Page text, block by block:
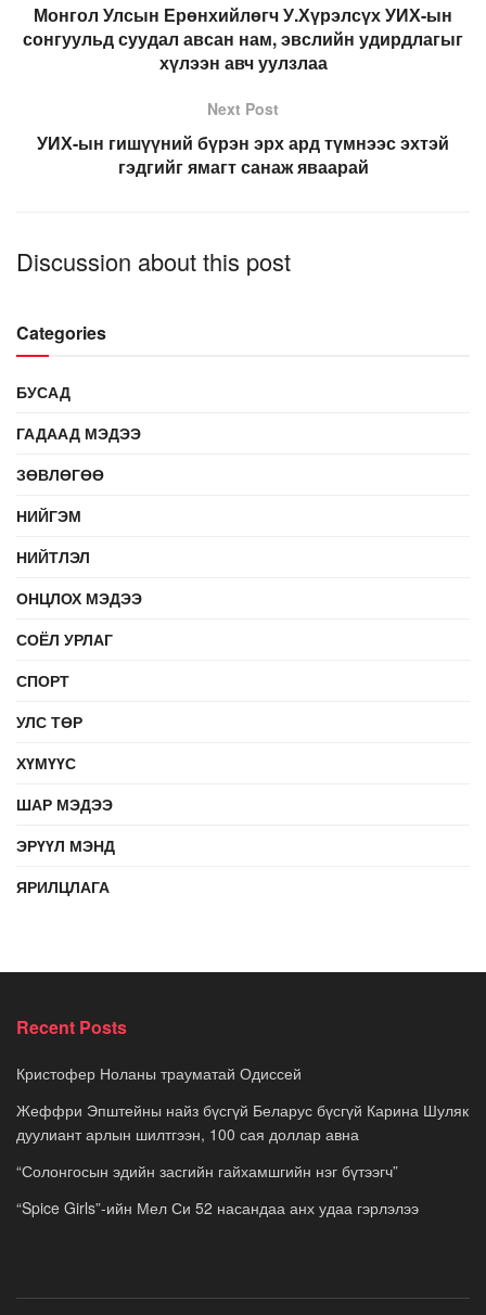
Монгол Улсын Ерөнхийлөгч У.Хүрэлсүх УИХ-ын
сонгуульд суудал авсан нам, эвслийн удирдлагыг
хүлээн авч уулзлаа
Next Post
УИХ-ын гишүүний бүрэн эрх ард түмнээс эхтэй
гэдгийг ямагт санаж яваарай
Discussion about this post
Categories
БУСАД
ГАДААД МЭДЭЭ
ЗӨВЛӨГӨӨ
НИЙГЭМ
НИЙТЛЭЛ
ОНЦЛОХ МЭДЭЭ
СОЁЛ УРЛАГ
СПОРТ
УЛС ТӨР
ХҮМҮҮС
ШАР МЭДЭЭ
ЭРҮҮЛ МЭНД
ЯРИЛЦЛАГА
Recent Posts
Кристофер Ноланы трауматай Одиссей
Жеффри Эпштейны найз бүсгүй Беларус бүсгүй Карина Шуляк
дуулиант арлын шилтгээн, 100 сая доллар авна
“Солонгосын эдийн засгийн гайхамшгийн нэг бүтээгч”
“Spice Girls”-ийн Мел Си 52 насандаа анх удаа гэрлэлээ